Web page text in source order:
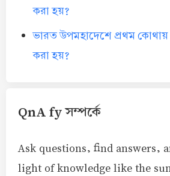
করা হয়?
ভারত উপমহাদেশে প্রথম
করা হয়?
QnA fy সম্পর্কে
Ask questions, find answers,
light of knowledge like the